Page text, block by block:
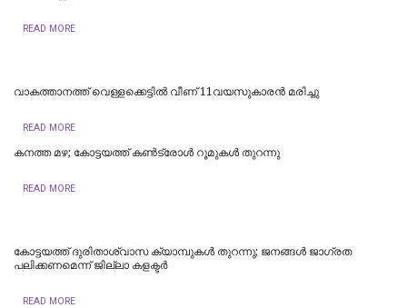
READ MORE
വാകത്താനത്ത് വെള്ളക്കെട്ടില്‍ വീണ് 11വയസുകാരന്‍ മരിച്ചു
READ MORE
കനത്ത മഴ; കോട്ടയത്ത് കണ്‍ട്രോള്‍ റൂമുകള്‍ തുറന്നു
READ MORE
കോട്ടയത്ത് ദുരിതാശ്വാസ ക്യാമ്പുകള്‍ തുറന്നു; ജനങ്ങള്‍ ജാഗ്രത
പലിക്കണമെന്ന് ജില്ലാ കളക്ടര്‍
READ MORE